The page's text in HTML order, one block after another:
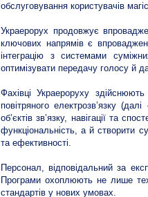
обслуговування користувачів
Украерорух продовжує
ключових напрямів є
інтеграцію з системами
оптимізувати передачу голосу й
Фахівці Украероруху
повітряного електрозв’язку
об’єктів зв’язку, навігації та
функціональність, а й створити
та ефективності.
Персонал, відповідальний за
Програми охоплюють не лише
стандартів у нових умовах.